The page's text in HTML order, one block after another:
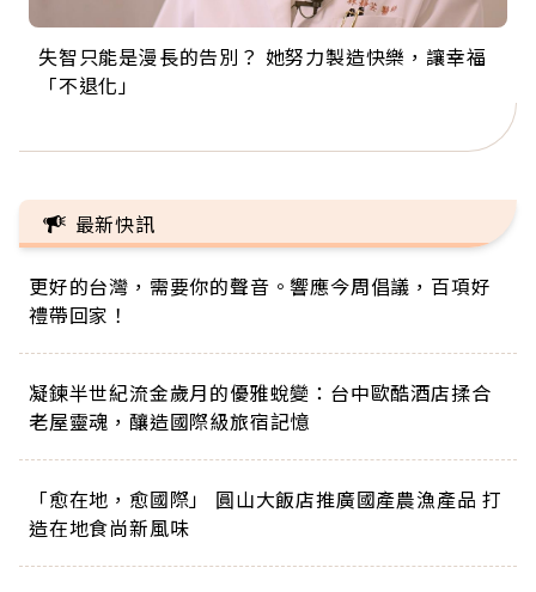
失智只能是漫長的告別？ 她努力製造快樂，讓幸福
「不退化」
來自剛果的巧克力神父 為台灣奉獻36年 「台灣是我
的家，我連作夢都講台語！」
63歲卸矽谷副總、搬回台灣找快樂！「蛋黃哥小
丑」走進安養院，逗樂上萬爺奶：退休後才開始真
104歲打破金氏世界紀錄 成為全球最年長羽球選
手，分享長壽的秘密原來是「這個」
事業巔峰他選擇追夢…黑手阿伯拉小提琴還登上小
巨蛋！連CNN都大讚！
最新快訊
更好的台灣，需要你的聲音。響應今周倡議，百項好
禮帶回家！
凝鍊半世紀流金歲月的優雅蛻變：台中歐酷酒店揉合
老屋靈魂，釀造國際級旅宿記憶
「愈在地，愈國際」 圓山大飯店推廣國產農漁產品 打
造在地食尚新風味